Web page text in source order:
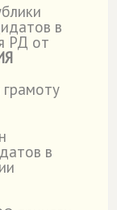
в
РД от
грамоту
в